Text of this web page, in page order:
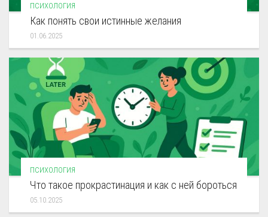
ПСИХОЛОГИЯ
Как понять свои истинные желания
01.06.2025
ПСИХОЛОГИЯ
Что такое прокрастинация и как с ней бороться
05.10.2025